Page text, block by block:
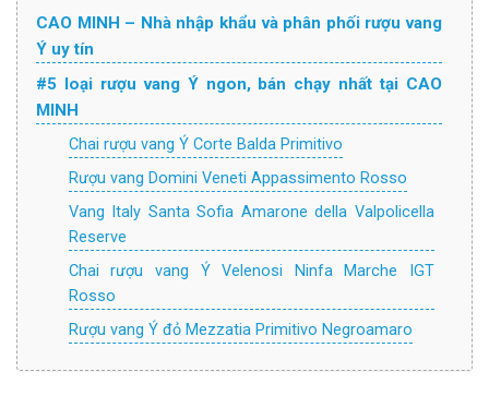
CAO MINH – Nhà nhập khẩu và phân phối rượu vang
Ý uy tín
#5 loại rượu vang Ý ngon, bán chạy nhất tại CAO
MINH
Chai rượu vang Ý Corte Balda Primitivo
Rượu vang Domini Veneti Appassimento Rosso
Vang Italy Santa Sofia Amarone della Valpolicella
Reserve
Chai rượu vang Ý Velenosi Ninfa Marche IGT
Rosso
Rượu vang Ý đỏ Mezzatia Primitivo Negroamaro